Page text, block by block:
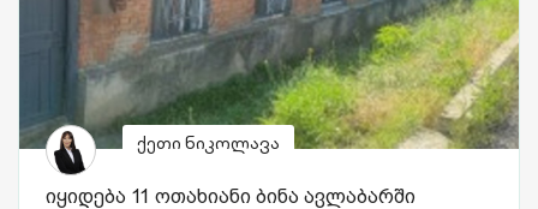
ქეთი ნიკოლავა
იყიდება 11 ოთახიანი ბინა ავლაბარში